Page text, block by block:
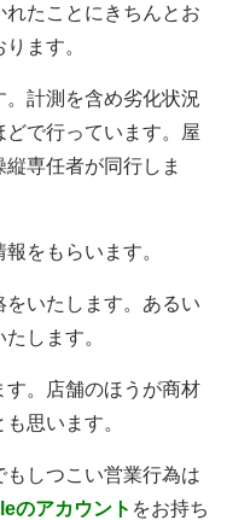
たことにきちんとお
ます。
。計測を含め劣化状況
で行っています。屋
専任者が同行しま
をもらいます。
をいたします。あるい
します。
す。店舗のほうが商材
思います。
もしつこい営業行為は
のアカウント をお持ち